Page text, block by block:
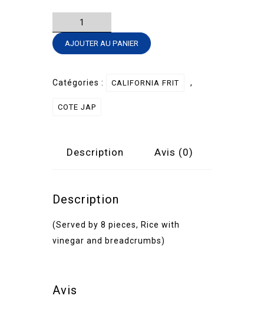
quantité
de
CALIFORNIA
-
AJOUTER AU PANIER
Catégories : CALIFORNIA FRIT ,
COTE JAP
Description Avis (0)
Description
(Served by 8 pieces, Rice with
vinegar and breadcrumbs)
Avis